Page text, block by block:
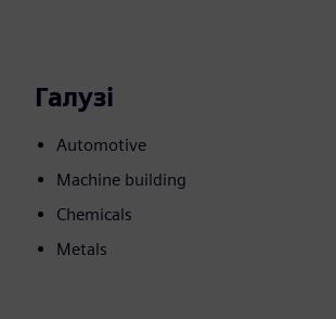
Галузі
Automotive
Machine building
Chemicals
Metals